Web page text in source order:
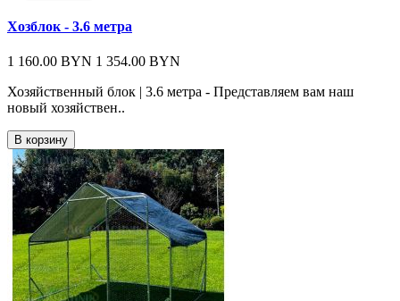
Хозблок - 3.6 метра
1 160.00 BYN 1 354.00 BYN
Хозяйственный блок | 3.6 метра - Представляем вам наш
новый хозяйствен..
В корзину